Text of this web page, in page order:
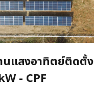
นแสงอาทิตย์ติด
- CPF